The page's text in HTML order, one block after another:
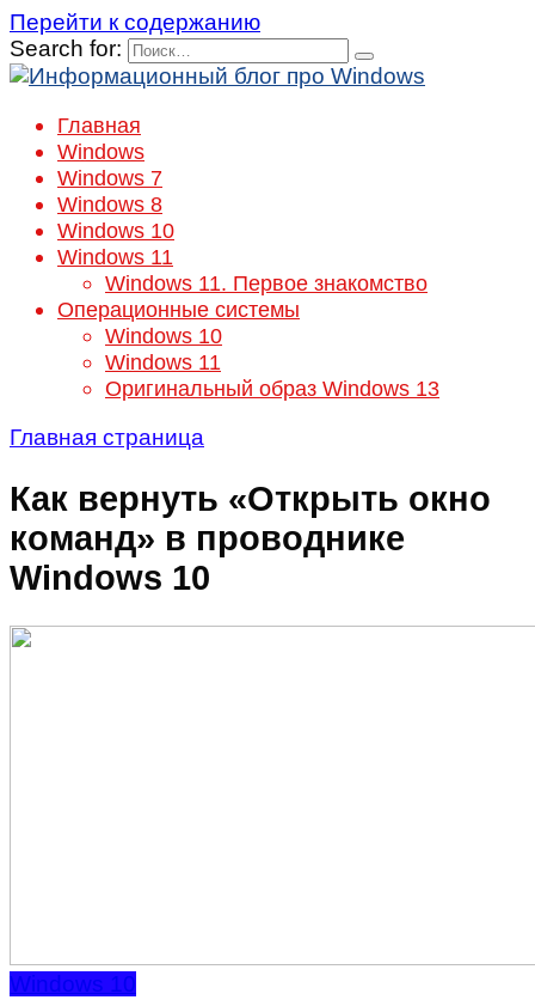
Перейти к содержанию
Search for:
Главная
Windows
Windows 7
Windows 8
Windows 10
Windows 11
Windows 11. Первое знакомство
Операционные системы
Windows 10
Windows 11
Оригинальный образ Windows 13
Главная страница
Как вернуть «Открыть окно
команд» в проводнике
Windows 10
Windows 10